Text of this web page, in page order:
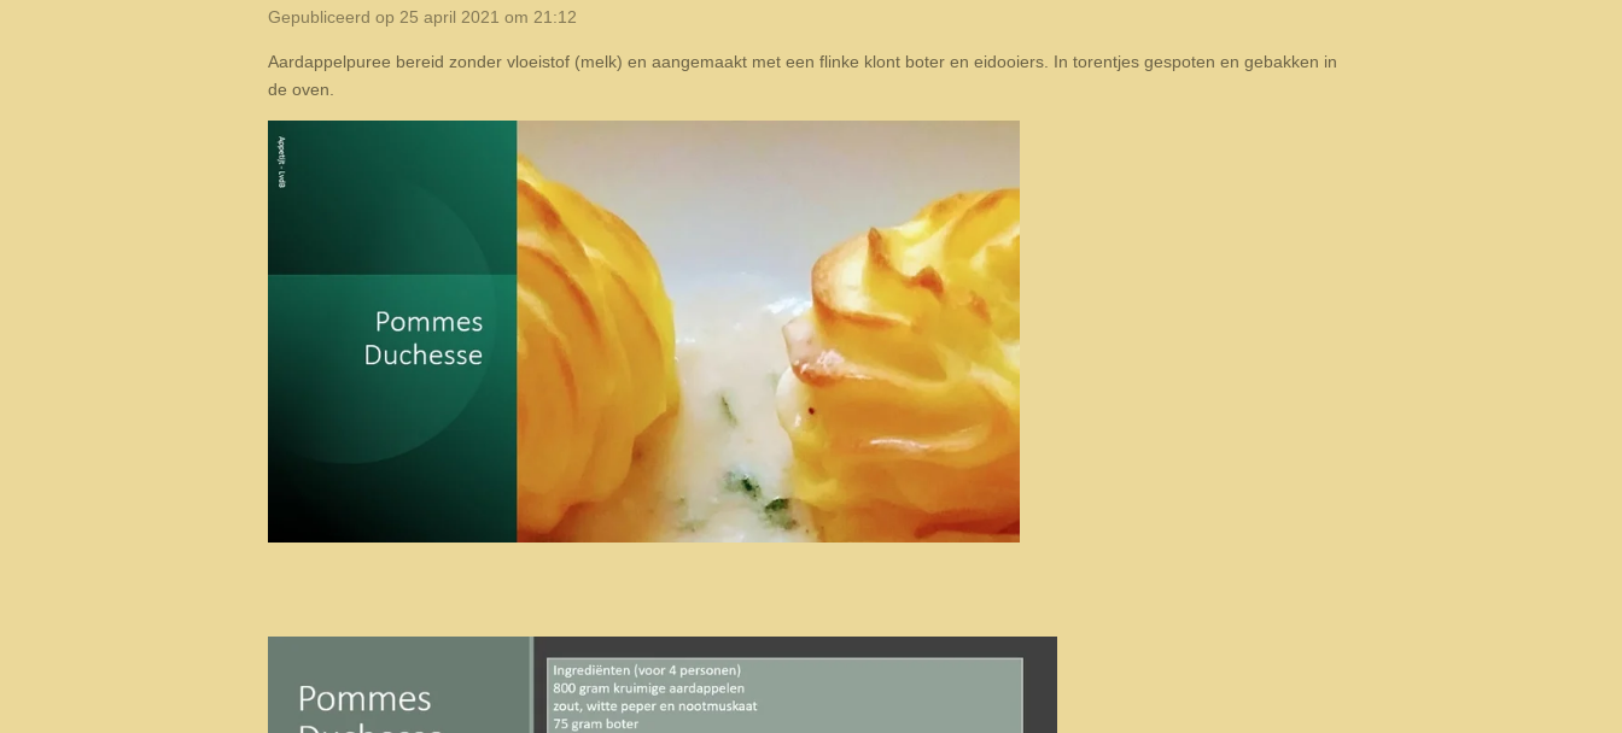
Gepubliceerd op 25 april 2021 om 21:12
Aardappelpuree bereid zonder vloeistof (melk) en aangemaakt met een flinke klont boter en eidooiers. In torentjes gespoten en gebakken in
de oven.